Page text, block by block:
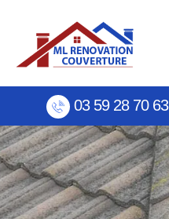
03 59 28 70 63